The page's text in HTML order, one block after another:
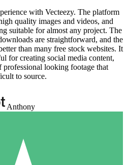
with Vecteezy. The platform
quality images and videos, and
suitable for almost any project. The
are straightforward, and the
than many free stock websites. It
for creating social media content,
professional looking footage that
to source.
Anthony